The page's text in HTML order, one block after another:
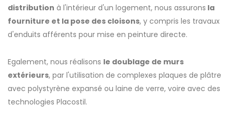
distribution à l'intérieur d'un logement, nous assurons la
fourniture et la pose des cloisons, y compris les travaux
d'enduits afférents pour mise en peinture directe.
Egalement, nous réalisons le doublage de murs
extérieurs, par l'utilisation de complexes plaques de plâtre
avec polystyrène expansé ou laine de verre, voire avec des
technologies Placostil.